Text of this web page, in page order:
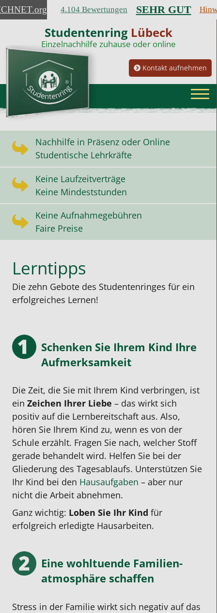
.org 4.104 Bewertungen SEHR GUT
Studentenring Lübeck
Einzelnachhilfe zuhause oder online
Kontakt aufnehmen
Nachhilfe in Präsenz oder Online
Studentische Lehrkräfte
Keine Laufzeitverträge
Keine Mindeststunden
Keine Aufnahmegebühren
Faire Preise
Lerntipps
Die zehn Gebote des Studentenringes für ein
erfolgreiches Lernen!
Schenken Sie Ihrem Kind Ihre
Aufmerksamkeit
Die Zeit, die Sie mit Ihrem Kind verbringen, ist
ein Zeichen Ihrer Liebe – das wirkt sich
positiv auf die Lernbereitschaft aus. Also,
hören Sie Ihrem Kind zu, wenn es von der
Schule erzählt. Fragen Sie nach, welcher Stoff
gerade behandelt wird. Helfen Sie bei der
Gliederung des Tagesablaufs. Unterstützen Sie
Ihr Kind bei den Hausaufgaben – aber nur
nicht die Arbeit abnehmen.
Ganz wichtig: Loben Sie Ihr Kind für
erfolgreich erledigte Hausarbeiten.
Eine wohltuende Familien­
atmosphäre schaffen
Stress in der Familie wirkt sich negativ auf das